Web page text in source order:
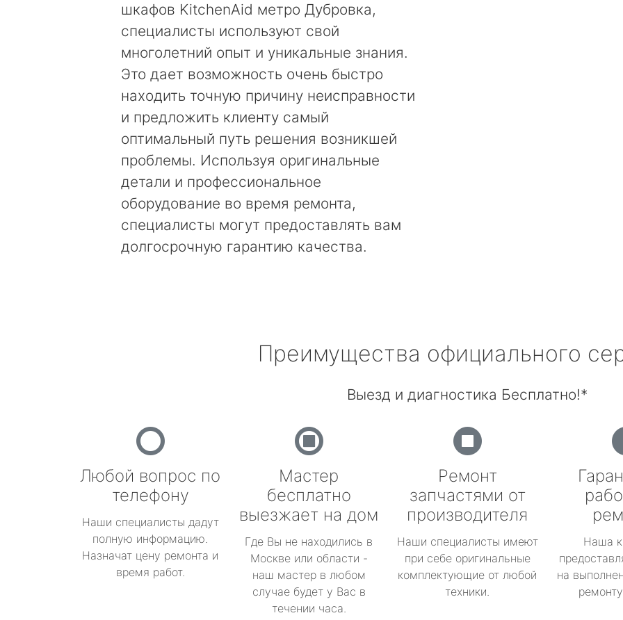
шкафов KitchenAid метро Дубровка,
специалисты используют свой
многолетний опыт и уникальные знания.
Это дает возможность очень быстро
находить точную причину неисправности
и предложить клиенту самый
оптимальный путь решения возникшей
проблемы. Используя оригинальные
детали и профессиональное
оборудование во время ремонта,
специалисты могут предоставлять вам
долгосрочную гарантию качества.
Преимущества официального
Выезд и диагностика Бесплатно!*
Любой вопрос по
телефону
Наши специалисты дадут
полную информацию.
Назначат цену ремонта и
время работ.
Мастер
бесплатно
выезжает на дом
Где Вы не находились в
Москве или области -
наш мастер в любом
случае будет у Вас в
течении часа.
Ремонт
запчастями от
производителя
Наши специалисты имеют
при себе оригинальные
комплектующие от любой
техники.
Наша
на